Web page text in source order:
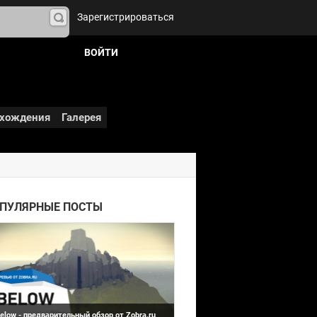
На
йти
Зарегистрироваться
ВОЙТИ
Галерея
ПОСТЫ
- предварительный обзор от Zobra.ru